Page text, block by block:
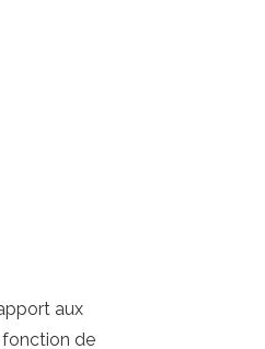
aux
fonction de